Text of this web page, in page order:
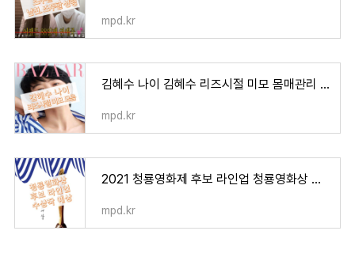
mpd.kr
김혜수 나이 김혜수 리즈시절 미모 몸매관리 비법
mpd.kr
2021 청룡영화제 후보 라인업 청룡영화상 일정과 수상작 예상 김혜수 드레스 관심
mpd.kr